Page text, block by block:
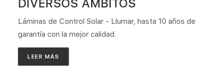
DIVERSOS ÁMBITOS
Láminas de Control Solar - Llumar, hasta 10 años de
garantía con la mejor calidad.
LEER MÁS